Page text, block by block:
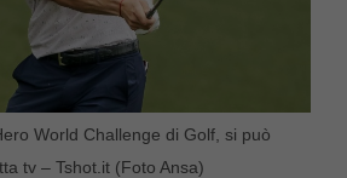
World Challenge di Golf, si può
tv – Tshot.it (Foto Ansa)